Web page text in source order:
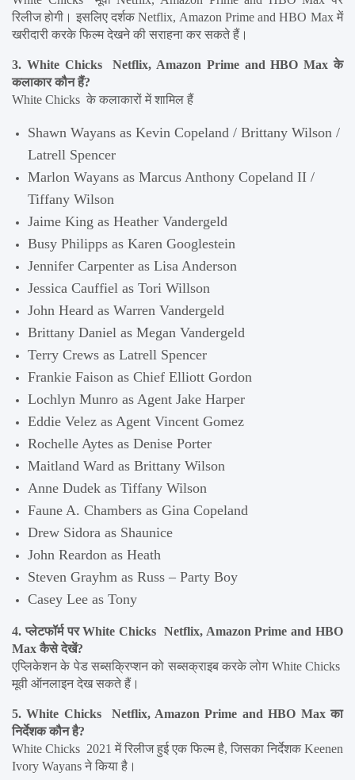
रिलीज होगी। इसलिए दर्शक Netflix, Amazon Prime and HBO Max में
खरीदारी करके फिल्म देखने की सराहना कर सकते हैं।
3. White Chicks  Netflix, Amazon Prime and HBO Max के
कलाकार कौन हैं?
White Chicks  के कलाकारों में शामिल हैं
Shawn Wayans as Kevin Copeland / Brittany Wilson /
Latrell Spencer
Marlon Wayans as Marcus Anthony Copeland II /
Tiffany Wilson
Jaime King as Heather Vandergeld
Busy Philipps as Karen Googlestein
Jennifer Carpenter as Lisa Anderson
Jessica Cauffiel as Tori Willson
John Heard as Warren Vandergeld
Brittany Daniel as Megan Vandergeld
Terry Crews as Latrell Spencer
Frankie Faison as Chief Elliott Gordon
Lochlyn Munro as Agent Jake Harper
Eddie Velez as Agent Vincent Gomez
Rochelle Aytes as Denise Porter
Maitland Ward as Brittany Wilson
Anne Dudek as Tiffany Wilson
Faune A. Chambers as Gina Copeland
Drew Sidora as Shaunice
John Reardon as Heath
Steven Grayhm as Russ – Party Boy
Casey Lee as Tony
4. प्लेटफॉर्म पर White Chicks  Netflix, Amazon Prime and HBO
Max कैसे देखें?
एप्लिकेशन के पेड सब्सक्रिप्शन को सब्सक्राइब करके लोग White Chicks
मूवी ऑनलाइन देख सकते हैं।
5. White Chicks  Netflix, Amazon Prime and HBO Max का
निर्देशक कौन है?
White Chicks  2021 में रिलीज हुई एक फिल्म है, जिसका निर्देशक Keenen
Ivory Wayans ने किया है।